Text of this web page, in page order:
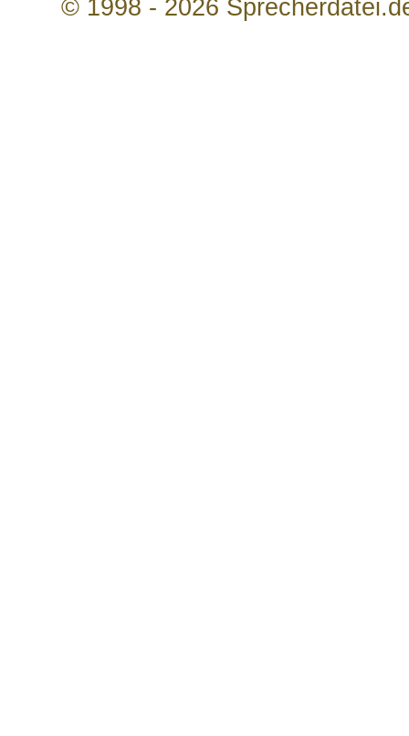
© 1998 - 2026